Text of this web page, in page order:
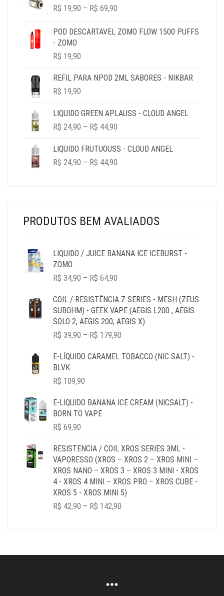
ERA:
É:
R$ 19,90 – R$ 69,90
R$ 19,90
POD DESCARTAVEL ZOMO FLOW 1500 PUFFS
- ZOMO
R$ 19,90
REFIL PARA NPOD 2ML SABORES - NIKBAR
R$ 19,90
LIQUIDO GREEN APLAUSS - CLOUD ANGEL
R$ 24,90 – R$ 44,90
R$ 24,90
LIQUIDO FRUTUOUSS - CLOUD ANGEL
R$ 24,90 – R$ 44,90
PRODUTOS BEM AVALIADOS
LIQUIDO / JUICE BANANA ICE ICEBURST -
ZOMO
R$ 34,90 – R$ 64,90
R$ 34,90
THROUGH
R$ 64,90
COIL / RESISTÊNCIA Z SERIES - MESH (ZEUS
SUBOHM) - GEEK VAPE (AEGIS L200 , AEGIS
SOLO 2, AEGIS 200, AEGIS X)
R$ 39,90 – R$ 179,90
R$ 39,90
E-LÍQUIDO CARAMEL TOBACCO (NIC SALT) -
BLVK
R$ 109,90
E-LIQUIDO BANANA ICE CREAM (NICSALT) -
BORN TO VAPE
R$ 69,90
RESISTENCIA / COIL XROS SERIES 3ML -
VAPORESSO (XROS – XROS 2 – XROS MINI –
XROS NANO – XROS 3 – XROS 3 MINI - XROS
4 - XROS 4 MINI – XROS PRO – XROS CUBE -
XROS 5 - XROS MINI 5)
R$ 42,90 – R$ 142,90